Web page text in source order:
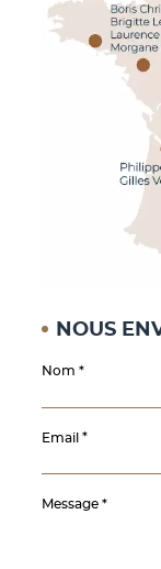
NOUS
Nom
Email
Message